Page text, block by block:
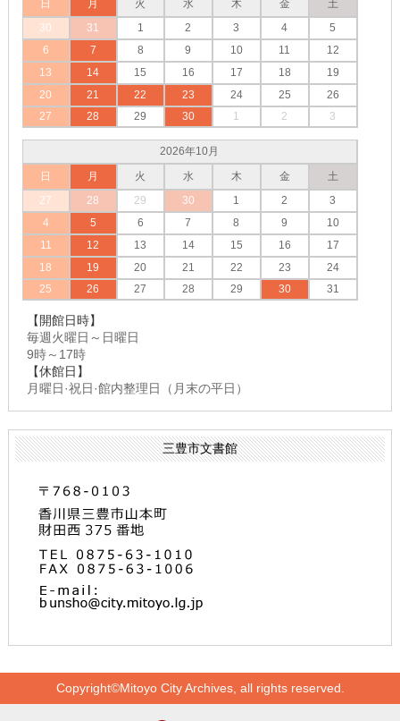
日
月 火 水 木 金
土
30
31 1 2 3 4
5
6
7 8 9 10 11
12
13
14 15 16 17 18
19
20
21 22 23 24 25
26
27
28 29 30 1 2 3
2026年10月
日
月 火 水 木 金
土
27
28 29 30 1 2
3
4
5 6 7 8 9
10
11
12 13 14 15 16
17
18
19 20 21 22 23
24
25
26 27 28 29 30 31
【開館日時】
毎週火曜日～日曜日
9時～17時
【休館日】
月曜日·祝日·館内整理日（月末の平日）
三豊市文書館
Copyright©Mitoyo City Archives, all rights reserved.